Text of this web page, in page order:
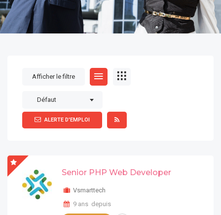
Afficher le filtre
Défaut
ALERTE D'EMPLOI
Senior PHP Web Developer
Vsmarttech
9 ans depuis